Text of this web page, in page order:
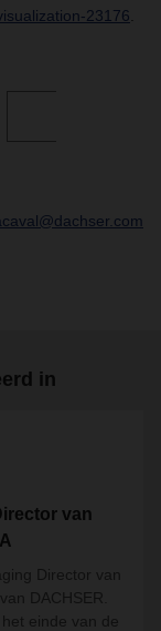
23176
in
van
Director van
DACHSER.
einde van de